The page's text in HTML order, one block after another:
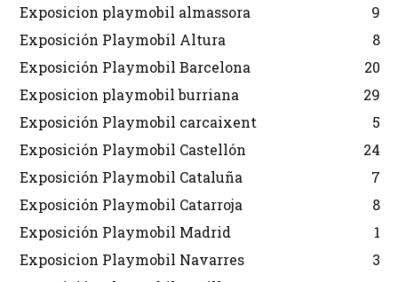
Exposicion playmobil almassora
9
Exposición Playmobil Altura
8
Exposición Playmobil Barcelona
20
Exposicion playmobil burriana
29
Exposición Playmobil carcaixent
5
Exposición Playmobil Castellón
24
Exposición Playmobil Cataluña
7
Exposición Playmobil Catarroja
8
Exposición Playmobil Madrid
1
Exposicion Playmobil Navarres
3